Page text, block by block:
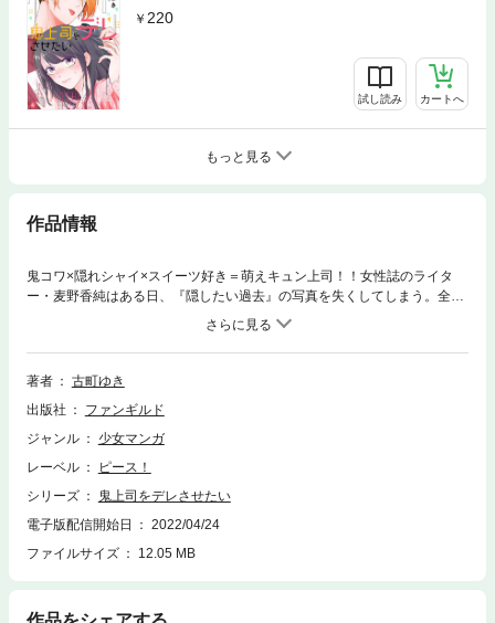
220
試し読み カートへ
もっと見る
作品情報
鬼コワ×隠れシャイ×スイーツ好き＝萌えキュン上司！！女性誌のライタ
ー・麦野香純はある日、『隠したい過去』の写真を失くしてしまう。全力
で写真を探している最中に、彼女が見たものは……（鬼のように怖いた
め）社内での評価が最悪の上司・長谷川響がスイーツ作りをしている姿だ
った!?あまりにも驚きすぎて声を上げてしまった彼女は、長谷川に捕まっ
てしまい……。鬼上司と思ってた彼の正体は、ツン甘！デレ甘！甘々上
メ、ご賞味あれ！
著者
古町ゆき
出版社
ファンギルド
ジャンル
少女マンガ
レーベル
ピース！
シリーズ
鬼上司をデレさせたい
電子版配信開始日
2022/04/24
ファイルサイズ
12.05 MB